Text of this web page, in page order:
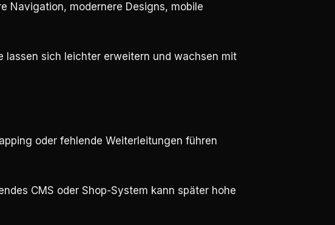
Navigation, modernere Designs, mobile
lassen sich leichter erweitern und wachsen mit
oder fehlende Weiterleitungen führen
CMS oder Shop-System kann später hohe